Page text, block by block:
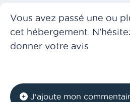
Vous avez passé une ou
cet hébergement.
donner votre avis
J'ajoute mon